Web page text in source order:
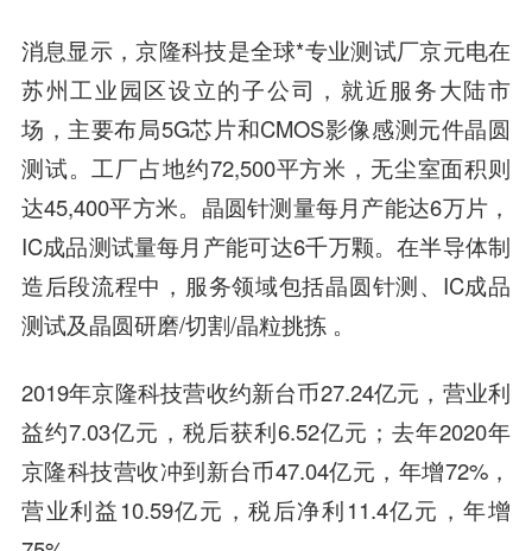
消息显示，京隆科技是全球*专业测试厂京元电在
苏州工业园区设立的子公司，就近服务大陆市
场，主要布局5G芯片和CMOS影像感测元件晶圆
测试。工厂占地约72,500平方米，无尘室面积则
达45,400平方米。晶圆针测量每月产能达6万片，
IC成品测试量每月产能可达6千万颗。在半导体制
造后段流程中，服务领域包括晶圆针测、IC成品
测试及晶圆研磨/切割/晶粒挑拣 。
2019年京隆科技营收约新台币27.24亿元，营业利
益约7.03亿元，税后获利6.52亿元；去年2020年
京隆科技营收冲到新台币47.04亿元，年增72%，
营业利益10.59亿元，税后净利11.4亿元，年增